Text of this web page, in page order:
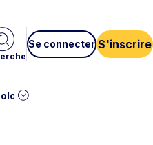
Se connecter S'inscrire